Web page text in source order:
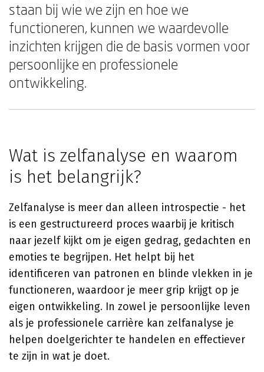
staan bij wie we zijn en hoe we
functioneren, kunnen we waardevolle
inzichten krijgen die de basis vormen voor
persoonlijke en professionele
ontwikkeling.
Wat is zelfanalyse en waarom
is het belangrijk?
Zelfanalyse is meer dan alleen introspectie - het
is een gestructureerd proces waarbij je kritisch
naar jezelf kijkt om je eigen gedrag, gedachten en
emoties te begrijpen. Het helpt bij het
identificeren van patronen en blinde vlekken in je
functioneren, waardoor je meer grip krijgt op je
eigen ontwikkeling. In zowel je persoonlijke leven
als je professionele carrière kan zelfanalyse je
helpen doelgerichter te handelen en effectiever
te zijn in wat je doet.